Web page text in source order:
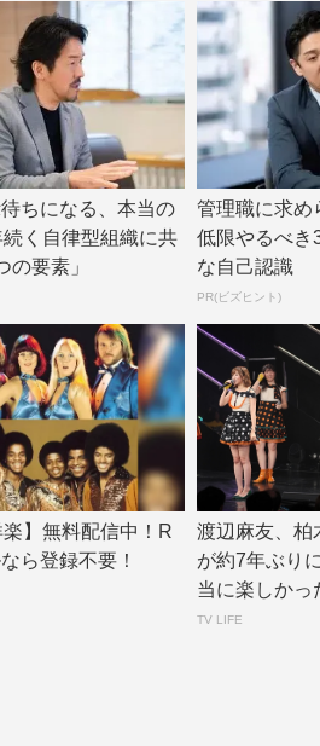
ちになる、本当の
く自律型組織に共
の要素」
管理職に求め
低限やるべき
な自己認識
PR(ビズヒント)
楽】無料配信中！R
ら登録不要！
渡辺麻友、柏
が約7年ぶり
当に楽しかっ
e...
TV LIFE